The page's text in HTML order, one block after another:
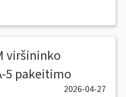
viršininko
5 pakeitimo
2026-04-27